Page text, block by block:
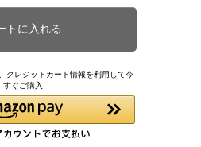
クレジットカード情報を利用して今
すぐご購入